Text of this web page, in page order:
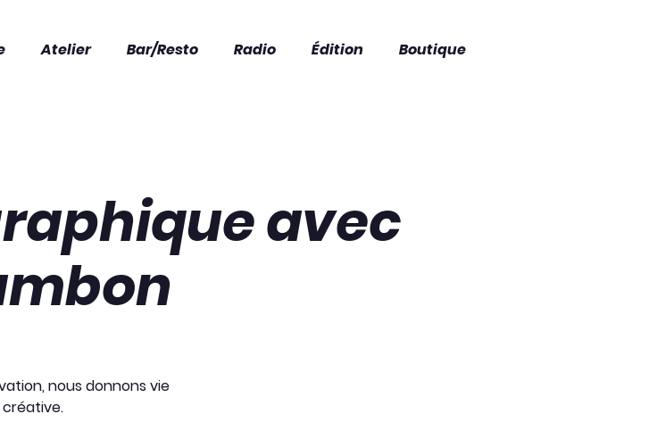
Atelier Bar/Resto Radio Édition Boutique
avec
nous donnons vie